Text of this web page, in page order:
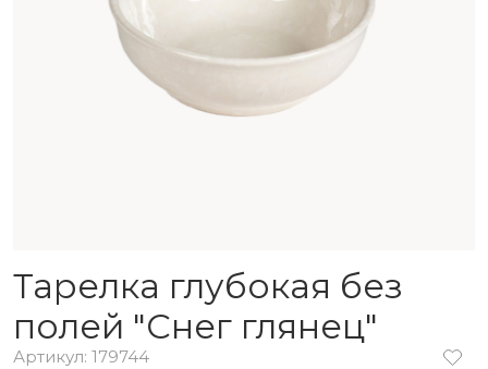
Тарелка глубокая без
полей "Снег глянец"
Артикул: 179744